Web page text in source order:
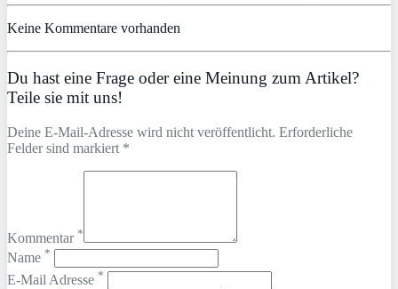
Keine Kommentare vorhanden
Du hast eine Frage oder eine Meinung zum Artikel?
Teile sie mit uns!
Deine E-Mail-Adresse wird nicht veröffentlicht. Erforderliche
Felder sind markiert *
Kommentar *
Name *
E-Mail Adresse *